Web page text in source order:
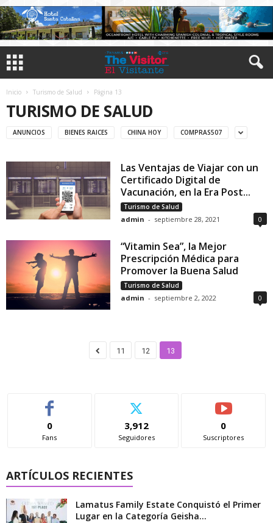
Inicio Turismo de Salud Página 13
TURISMO DE SALUD
ANUNCIOS BIENES RAICES CHINA HOY COMPRAS507
Las Ventajas de Viajar con un
Certificado Digital de
Vacunación, en la Era Post...
Turismo de Salud
admin - septiembre 28, 2021 0
“Vitamin Sea”, la Mejor
Prescripción Médica para
Promover la Buena Salud
Turismo de Salud
admin - septiembre 2, 2022 0
11 12 13
0
Fans
3,912
Seguidores
0
Suscriptores
ARTÍCULOS RECIENTES
Lamatus Family Estate Conquistó el Primer
Lugar en la Categoría Geisha...